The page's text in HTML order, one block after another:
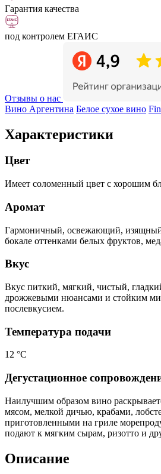
Гарантия качества
под контролем ЕГАИС
Отзывы о нас
Вино Аргентина Белое сухое вино
Характеристики
Цвет
Имеет соломенный цвет с хорошим
Аромат
Гармоничный, освежающий, изящный
бокале оттенками белых фруктов,
Вкус
Вкус питкий, мягкий, чистый,
дрожжевыми нюансами и стойким
послевкусием.
Температура подачи
12 °С
Дегустационное
Наилучшим образом вино
мясом, мелкой дичью, крабами,
приготовленными на гриле
подают к мягким сырам, ризотто и
Описание